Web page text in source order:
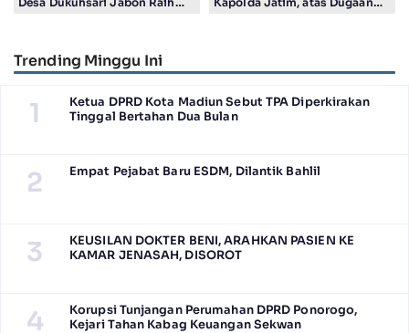
Trending Minggu Ini
1
Ketua DPRD Kota Madiun Sebut TPA Diperkirakan
Tinggal Bertahan Dua Bulan
2 Empat Pejabat Baru ESDM, Dilantik Bahlil
3
KEUSILAN DOKTER BENI, ARAHKAN PASIEN KE
KAMAR JENASAH, DISOROT
4
Korupsi Tunjangan Perumahan DPRD Ponorogo,
Kejari Tahan Kabag Keuangan Sekwan